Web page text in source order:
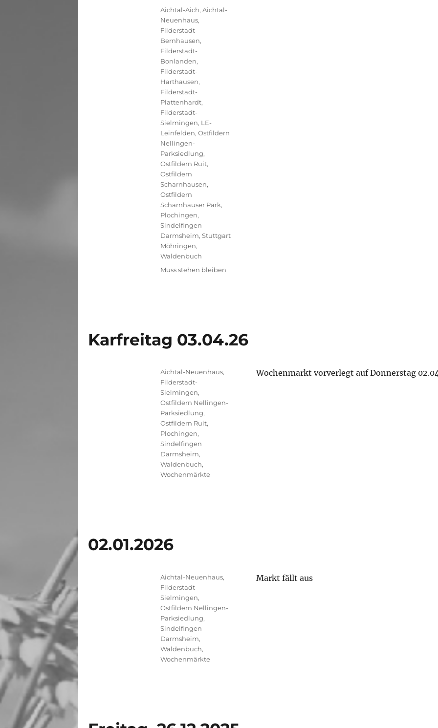
Kategorien
Aichtal-Aich, Aichtal-
Neuenhaus,
Filderstadt-
Bernhausen,
Filderstadt-
Bonlanden,
Filderstadt-
Harthausen,
Filderstadt-
Plattenhardt,
Filderstadt-
Sielmingen, LE-
Leinfelden, Ostfildern
Nellingen-
Parksiedlung,
Ostfildern Ruit,
Ostfildern
Scharnhausen,
Ostfildern
Scharnhauser Park,
Plochingen,
Sindelfingen
Darmsheim, Stuttgart
Möhringen,
Waldenbuch
Schlagwörter
Muss stehen bleiben
Karfreitag 03.04.26
Wochenmarkt vorverlegt auf Donnerstag
Kategorien
Aichtal-Neuenhaus,
Filderstadt-
Sielmingen,
Ostfildern Nellingen-
Parksiedlung,
Ostfildern Ruit,
Plochingen,
Sindelfingen
Darmsheim,
Waldenbuch,
Wochenmärkte
02.01.2026
Markt fällt aus
Kategorien
Aichtal-Neuenhaus,
Filderstadt-
Sielmingen,
Ostfildern Nellingen-
Parksiedlung,
Sindelfingen
Darmsheim,
Waldenbuch,
Wochenmärkte